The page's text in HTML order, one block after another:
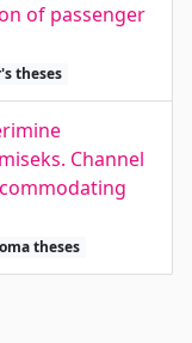
of passenger
theses
Channel
theses